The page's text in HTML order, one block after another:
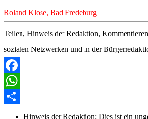
Roland Klose, Bad Fredeburg
Teilen, Hinweis der Redaktion,
sozialen Netzwerken und in der
Facebook
WhatsApp
Hinweis der Redaktion: Dies ist ein